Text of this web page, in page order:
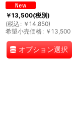
￥13,500(税別)
(税込 : ￥ 14,850)
希望小売価格: ￥ 13,500
オプション選択